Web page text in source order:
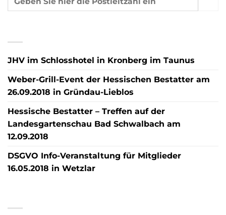
JHV im Schlosshotel in Kronberg im Taunus
Weber-Grill-Event der Hessischen Bestatter am
26.09.2018 in Gründau-Lieblos
Hessische Bestatter – Treffen auf der
Landesgartenschau Bad Schwalbach am
12.09.2018
DSGVO Info-Veranstaltung für Mitglieder
16.05.2018 in Wetzlar